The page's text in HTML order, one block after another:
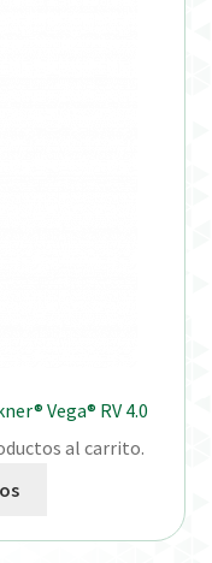
Vega® RV 4.0
al carrito.